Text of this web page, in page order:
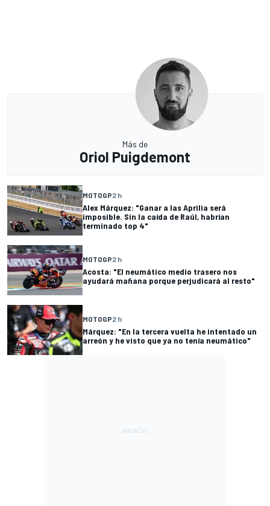
Más de
Oriol Puigdemont
MOTOGP2 h
Alex Márquez: "Ganar a las Aprilia será
imposible. Sin la caída de Raúl, habrían
terminado top 4"
MOTOGP2 h
Acosta: "El neumático medio trasero nos
ayudará mañana porque perjudicará al resto"
MOTOGP2 h
Márquez: "En la tercera vuelta he intentado un
arreón y he visto que ya no tenía neumático"